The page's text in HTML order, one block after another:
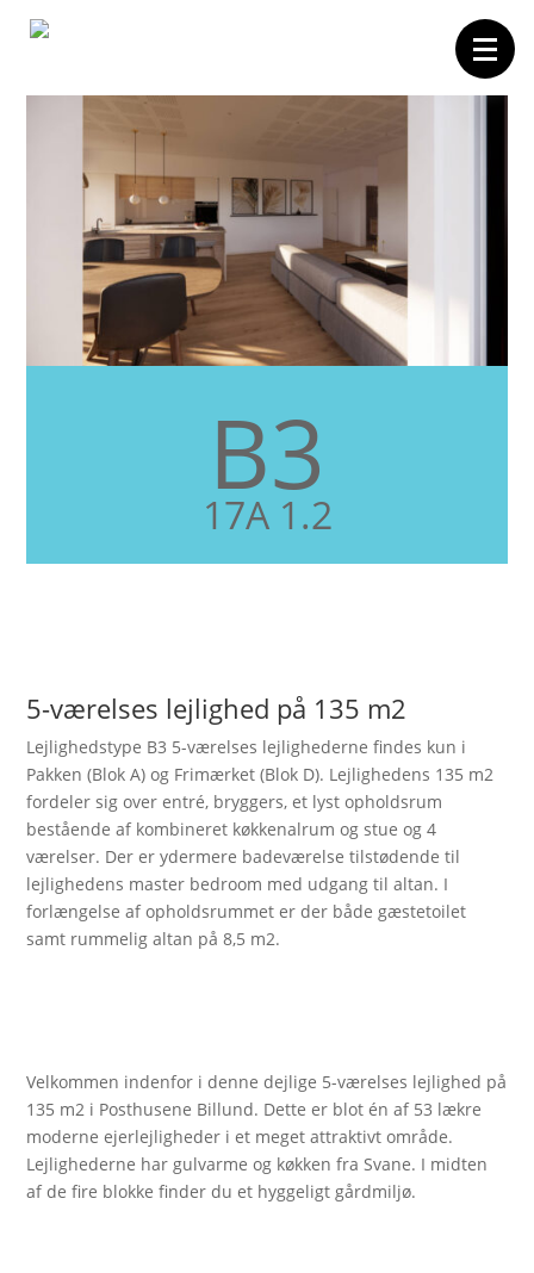
Boligvælger
Billund
B3
17A 1.2
5-værelses lejlighed på 135 m2
Lejlighedstype B3 5-værelses lejlighederne findes kun i
Pakken (Blok A) og Frimærket (Blok D). Lejlighedens 135 m2
fordeler sig over entré, bryggers, et lyst opholdsrum
bestående af kombineret køkkenalrum og stue og 4
værelser. Der er ydermere badeværelse tilstødende til
lejlighedens master bedroom med udgang til altan. I
forlængelse af opholdsrummet er der både gæstetoilet
samt rummelig altan på 8,5 m2.
Velkommen indenfor i denne dejlige 5-værelses lejlighed på
135 m2 i Posthusene Billund. Dette er blot én af 53 lækre
moderne ejerlejligheder i et meget attraktivt område.
Lejlighederne har gulvarme og køkken fra Svane. I midten
af de fire blokke finder du et hyggeligt gårdmiljø.